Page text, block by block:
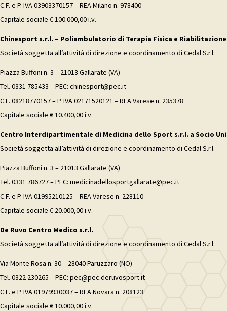
C.F. e P. IVA 03903370157 – REA Milano n. 978400
Capitale sociale € 100.000,00 i.v.
Chinesport s.r.l. – Poliambulatorio di Terapia Fisica e
Società soggetta all’attività di direzione e coordinamento di Cedal S.r.l.
Piazza Buffoni n. 3 – 21013 Gallarate (VA)
Tel. 0331 785433 – PEC: chinesport@pec.it
C.F. 08218770157 – P. IVA 02171520121 – REA Varese n. 235378
Capitale sociale € 10.400,00 i.v.
Centro Interdipartimentale di Medicina dello Sport s.r.l. a Socio
Società soggetta all’attività di direzione e coordinamento di Cedal S.r.l.
Piazza Buffoni n. 3 – 21013 Gallarate (VA)
Tel. 0331 786727 – PEC: medicinadellosportgallarate@pec.it
C.F. e P. IVA 01995210125 – REA Varese n. 228110
Capitale sociale € 20.000,00 i.v.
De Ruvo Centro Medico s.r.l.
Società soggetta all’attività di direzione e coordinamento di Cedal S.r.l.
Via Monte Rosa n. 30 – 28040 Paruzzaro (NO)
Tel. 0322 230265 – PEC: pec@pec.deruvosport.it
C.F. e P. IVA 01979930037 – REA Novara n. 208123
Capitale sociale € 10.000,00 i.v.